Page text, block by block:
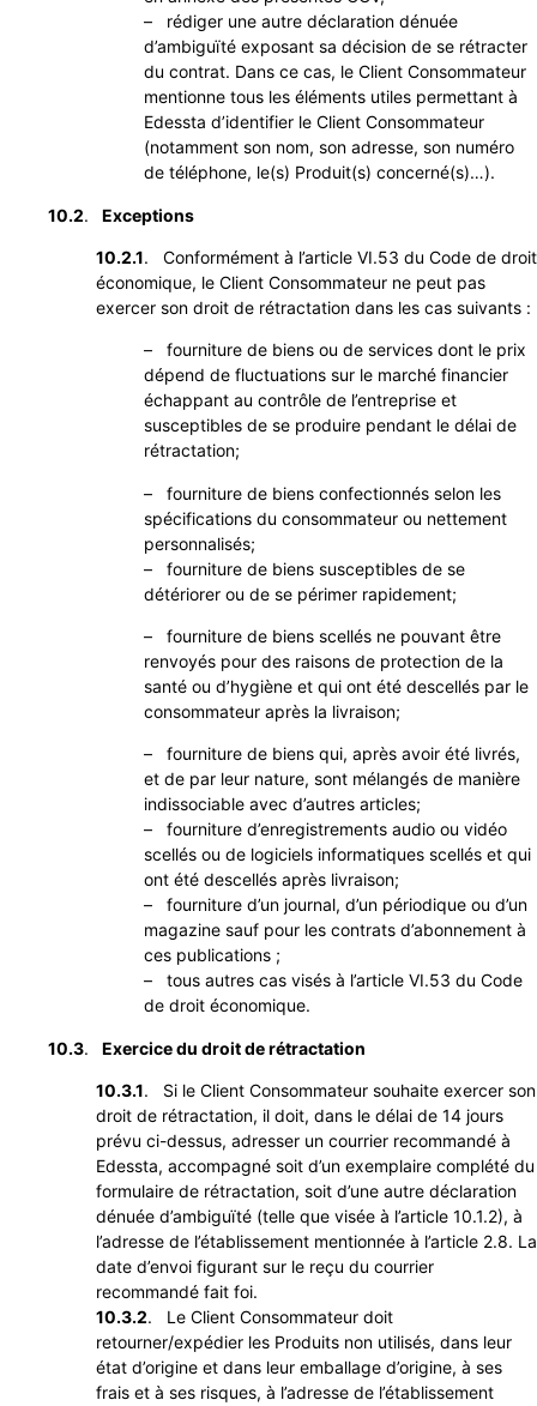
– rédiger une autre déclaration dénuée
d’ambiguïté exposant sa décision de se rétracter
du contrat. Dans ce cas, le Client Consommateur
mentionne tous les éléments utiles permettant à
Edessta d’identifier le Client Consommateur
(notamment son nom, son adresse, son numéro
de téléphone, le(s) Produit(s) concerné(s)…).
10.2. Exceptions
10.2.1. Conformément à l’article VI.53 du Code de droit
économique, le Client Consommateur ne peut pas
exercer son droit de rétractation dans les cas suivants :
– fourniture de biens ou de services dont le prix
dépend de fluctuations sur le marché financier
échappant au contrôle de l’entreprise et
susceptibles de se produire pendant le délai de
rétractation;
– fourniture de biens confectionnés selon les
spécifications du consommateur ou nettement
personnalisés;
– fourniture de biens susceptibles de se
détériorer ou de se périmer rapidement;
– fourniture de biens scellés ne pouvant être
renvoyés pour des raisons de protection de la
santé ou d’hygiène et qui ont été descellés par le
consommateur après la livraison;
– fourniture de biens qui, après avoir été livrés,
et de par leur nature, sont mélangés de manière
indissociable avec d’autres articles;
– fourniture d’enregistrements audio ou vidéo
scellés ou de logiciels informatiques scellés et qui
ont été descellés après livraison;
– fourniture d’un journal, d’un périodique ou d’un
magazine sauf pour les contrats d’abonnement à
ces publications ;
– tous autres cas visés à l’article VI.53 du Code
de droit économique.
10.3. Exercice du droit de rétractation
10.3.1. Si le Client Consommateur souhaite exercer son
droit de rétractation, il doit, dans le délai de 14 jours
prévu ci-dessus, adresser un courrier recommandé à
Edessta, accompagné soit d’un exemplaire complété du
formulaire de rétractation, soit d’une autre déclaration
dénuée d’ambiguïté (telle que visée à l’article 10.1.2), à
l’adresse de l’établissement mentionnée à l’article 2.8. La
date d’envoi figurant sur le reçu du courrier
recommandé fait foi.
10.3.2. Le Client Consommateur doit
retourner/expédier les Produits non utilisés, dans leur
état d’origine et dans leur emballage d’origine, à ses
frais et à ses risques, à l’adresse de l’établissement